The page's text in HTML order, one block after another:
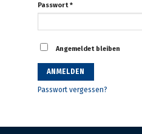
Passwort*
Angemeldet bleiben
ANMELDEN
Passwort vergessen?